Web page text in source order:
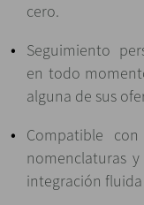
cero.
Seguimiento
en todo
alguna de sus
Compatible
nomenclaturas
integración